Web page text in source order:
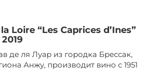
Loire “Les Caprices d’Ines”
де ля Луар из городка Брессак,
Анжу, производит вино с 1951